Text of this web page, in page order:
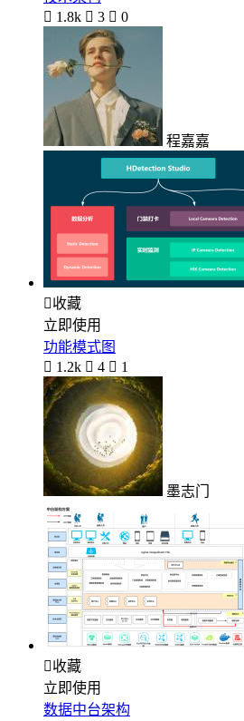
 1.8k  3  0
程嘉嘉
收藏
立即使用
功能模式图
 1.2k  4  1
墨志门
收藏
立即使用
数据中台架构